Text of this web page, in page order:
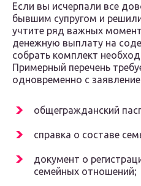
Если вы исчерпали все
бывшим супругом и
учтите ряд важных
денежную выплату на
собрать комплект
Примерный перечень
одновременно с
общегражданский
справка о составе
документ о
семейных отношений;